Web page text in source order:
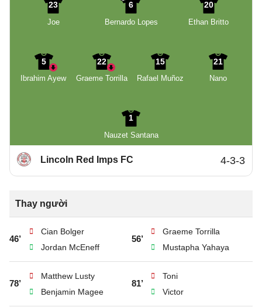
23
Joe
6
Bernardo Lopes
20
Ethan Britto
5
Ibrahim Ayew
22
Graeme Torrilla
15
Rafael Muñoz
21
Nano
1
Nauzet Santana
Lincoln Red Imps FC 4-3-3
Thay người
46’
Cian Bolger
Jordan McEneff
56’
Graeme Torrilla
Mustapha Yahaya
78’
Matthew Lusty
Benjamin Magee
81’
Toni
Victor